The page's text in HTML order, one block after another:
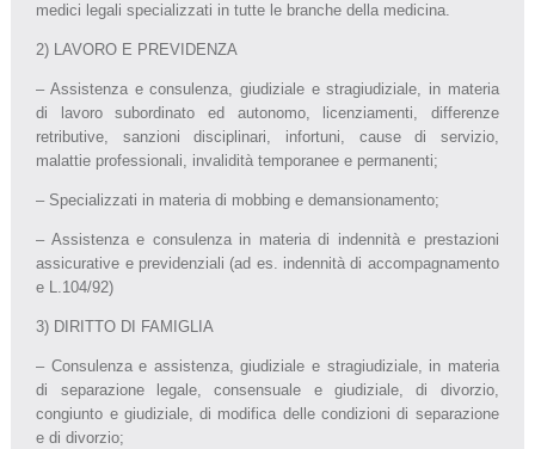
medici legali specializzati in tutte le branche della medicina.
2) LAVORO E PREVIDENZA
– Assistenza e consulenza, giudiziale e stragiudiziale, in materia
di lavoro subordinato ed autonomo, licenziamenti, differenze
retributive, sanzioni disciplinari, infortuni, cause di servizio,
malattie professionali, invalidità temporanee e permanenti;
– Specializzati in materia di mobbing e demansionamento;
– Assistenza e consulenza in materia di indennità e prestazioni
assicurative e previdenziali (ad es. indennità di accompagnamento
e L.104/92)
3) DIRITTO DI FAMIGLIA
– Consulenza e assistenza, giudiziale e stragiudiziale, in materia
di separazione legale, consensuale e giudiziale, di divorzio,
congiunto e giudiziale, di modifica delle condizioni di separazione
e di divorzio;